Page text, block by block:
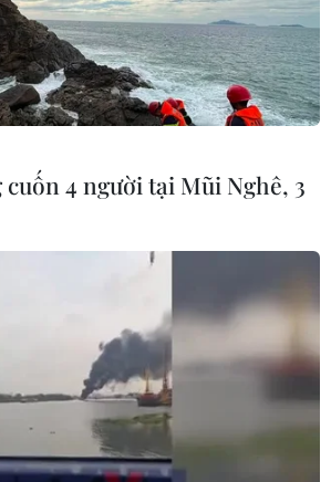
tiết lộ ba tiến bộ của U19
Nhật Bản
và tinh thần là ba điểm tiến bộ
4 người tại Mũi Nghê, 3